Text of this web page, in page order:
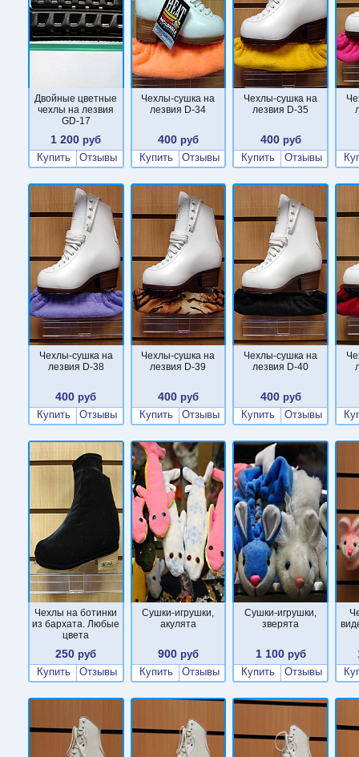
Двойные цветные
чехлы на лезвия
GD-17
1 200 руб
Купить
Отзывы
Чехлы-сушка на
лезвия D-34
400 руб
Купить
Отзывы
Чехлы-сушка на
лезвия D-35
400руб
Купить
Отзывы
Чехлы-сушка на
лезвия D-38
400 руб
Купить
Отзывы
Чехлы-сушка на
лезвия D-39
400 руб
Купить
Отзывы
Чехлы-сушка на
лезвия D-40
400руб
Купить
Отзывы
Чехлы на ботинки
из бархата. Любые
цвета
250 руб
Купить
Отзывы
Cушки-игрушки,
акулята
900 руб
Купить
Отзывы
Cушки-игрушки,
зверята
1 100руб
Купить
Отзывы